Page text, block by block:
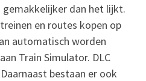
gemakkelijker dan het lijkt.
en routes kopen op
automatisch worden
Train Simulator. DLC
bestaan er ook